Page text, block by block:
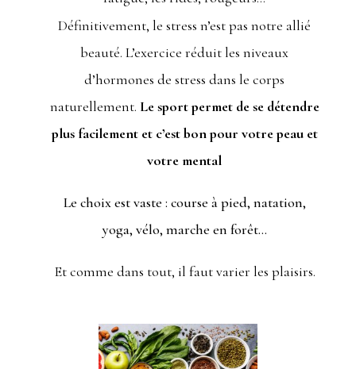
Définitivement, le stress n’est pas notre allié
beauté. L’exercice réduit les niveaux
d’hormones de stress dans le corps
naturellement. Le sport permet de se détendre
plus facilement et c’est bon pour votre peau et
votre mental
Le choix est vaste : course à pied, natation,
yoga, vélo, marche en forêt…
Et comme dans tout, il faut varier les plaisirs.